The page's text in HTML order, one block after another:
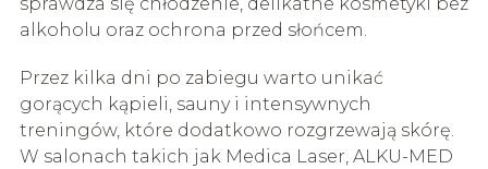
alkoholu oraz ochrona przed słońcem.
Przez kilka dni po zabiegu warto unikać
gorących kąpieli, sauny i intensywnych
treningów, które dodatkowo rozgrzewają skórę.
W salonach takich jak Medica Laser, ALKU-MED